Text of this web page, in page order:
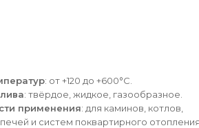
: от +120 до +600°С.
: твёрдое, жидкое, газообразное.
применения: для каминов, котлов,
и систем поквартирного